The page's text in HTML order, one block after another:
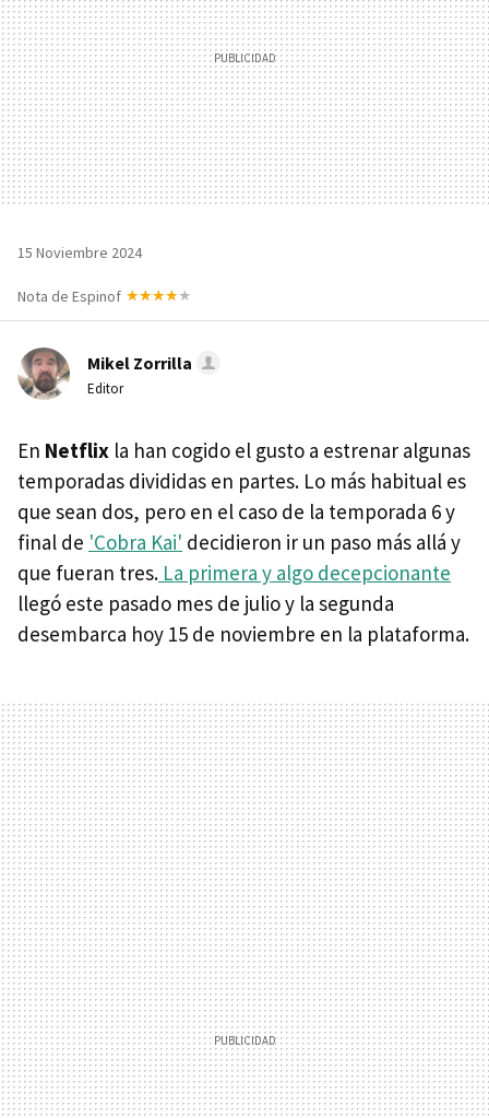
15 Noviembre 2024
Nota de Espinof
Mikel Zorrilla
Editor
En Netflix la han cogido el gusto a estrenar algunas
temporadas divididas en partes. Lo más habitual es
que sean dos, pero en el caso de la temporada 6 y
final de 'Cobra Kai' decidieron ir un paso más allá y
que fueran tres. La primera y algo decepcionante
llegó este pasado mes de julio y la segunda
desembarca hoy 15 de noviembre en la plataforma.